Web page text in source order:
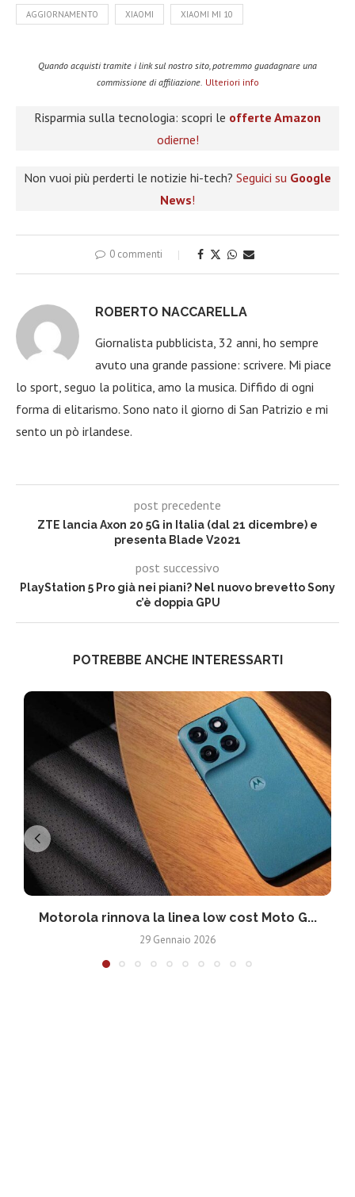
AGGIORNAMENTO XIAOMI XIAOMI MI 10
Quando acquisti tramite i link sul nostro sito, potremmo guadagnare una
commissione di affiliazione. Ulteriori info
Risparmia sulla tecnologia: scopri le offerte Amazon
odierne!
Non vuoi più perderti le notizie hi-tech? Seguici su Google
News!
0 commenti
ROBERTO NACCARELLA
Giornalista pubblicista, 32 anni, ho sempre
avuto una grande passione: scrivere. Mi piace
lo sport, seguo la politica, amo la musica. Diffido di ogni
forma di elitarismo. Sono nato il giorno di San Patrizio e mi
sento un pò irlandese.
post precedente
ZTE lancia Axon 20 5G in Italia (dal 21 dicembre) e
presenta Blade V2021
post successivo
PlayStation 5 Pro già nei piani? Nel nuovo brevetto Sony
c’è doppia GPU
POTREBBE ANCHE INTERESSARTI
Motorola rinnova la linea low cost Moto G...
29 Gennaio 2026